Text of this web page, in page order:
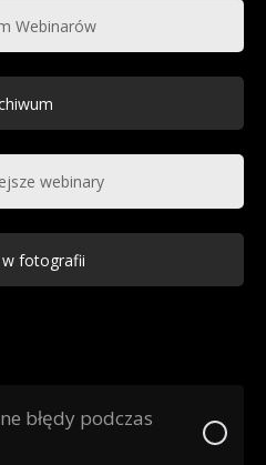
Webinarów
webinary
fotografii
błędy podczas